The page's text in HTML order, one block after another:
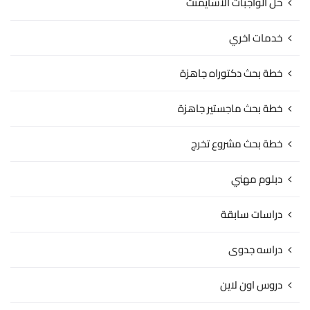
خدمات اخري
خطة بحث دكتوراه جاهزة
خطة بحث ماجستير جاهزة
خطة بحث مشروع تخرج
دبلوم مهني
دراسات سابقة
دراسه جدوى
دروس اون لاين